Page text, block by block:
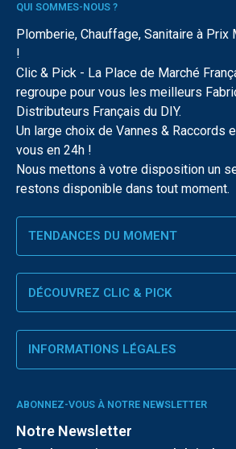
QUI SOMMES-NOUS ?
Plomberie, Chauffage, Sanitaire à Prix
!
Clic & Pick - La Place de Marché
regroupe pour vous les meilleurs
Distributeurs Français du DIY.
Un large choix de Vannes & Raccords
vous en 24h !
Nous mettons à votre disposition un
restons disponible dans tout moment.
TENDANCES DU MOMENT
DÉCOUVREZ CLIC & PICK
INFORMATIONS LÉGALES
ABONNEZ-VOUS À NOTRE NEWSLETTER
Notre Newsletter